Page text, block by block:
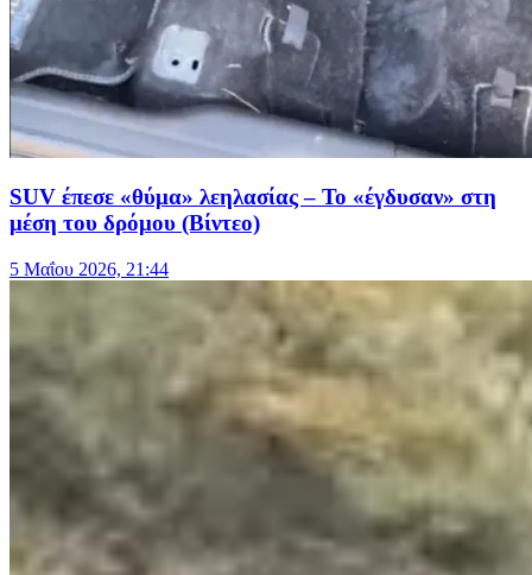
SUV έπεσε «θύμα» λεηλασίας – Το «έγδυσαν» στη
μέση του δρόμου (Βίντεο)
5 Μαΐου 2026, 21:44